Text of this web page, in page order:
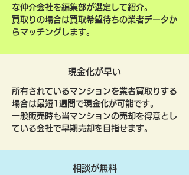
な仲介会社を編集部が選定して紹介。
買取りの場合は買取希望待ちの業者データか
らマッチングします。
現金化が早い
所有されているマンションを業者買取りする
場合は最短1週間で現金化が可能です。
一般販売時も当マンションの売却を得意とし
ている会社で早期売却を目指せます。
相談が無料